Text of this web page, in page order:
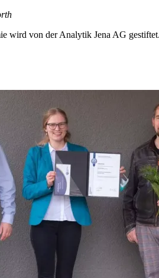
wird von der Analytik Jena AG